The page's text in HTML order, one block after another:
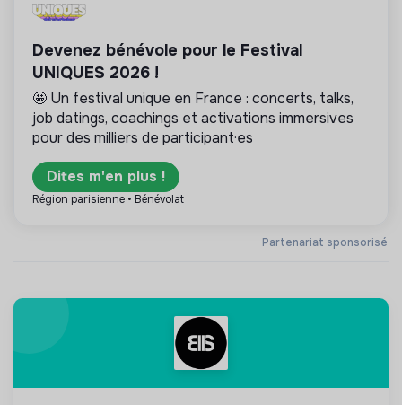
Partenariat sponsorisé
Devenez bénévole pour le Festival
UNIQUES 2026 !
🤩 Un festival unique en France : concerts, talks,
job datings, coachings et activations immersives
pour des milliers de participant·es
Dites m'en plus !
Région parisienne • Bénévolat